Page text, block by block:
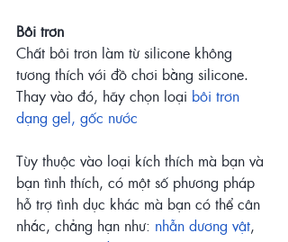
Bôi trơn
Chất bôi trơn làm từ silicone không
tương thích với đồ chơi bằng silicone.
Thay vào đó, hãy chọn loại bôi trơn
dạng gel, gốc nước
Tùy thuộc vào loại kích thích mà bạn và
bạn tình thích, có một số phương pháp
hỗ trợ tình dục khác mà bạn có thể cân
nhắc, chẳng hạn như: nhẫn dương vật,